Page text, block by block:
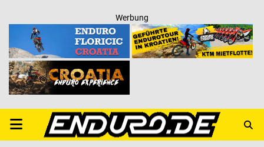
Werbung
PRIMARY